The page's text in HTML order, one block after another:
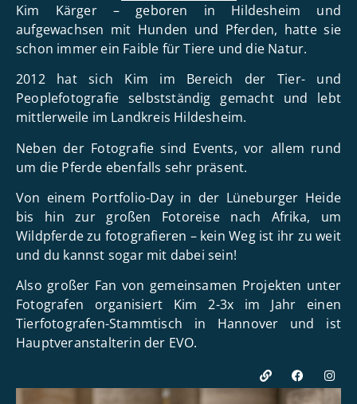
Kim Kärger – geboren in Hildesheim und
aufgewachsen mit Hunden und Pferden, hatte sie
schon immer ein Faible für Tiere und die Natur.
2012 hat sich Kim im Bereich der Tier- und
Peoplefotografie selbstständig gemacht und lebt
mittlerweile im Landkreis Hildesheim.
Neben der Fotografie sind Events, vor allem rund
um die Pferde ebenfalls sehr präsent.
Von einem Portfolio-Day in der Lüneburger Heide
bis hin zur großen Fotoreise nach Afrika, um
Wildpferde zu fotografieren – kein Weg ist ihr zu weit
und du kannst sogar mit dabei sein!
Also großer Fan von gemeinsamen Projekten unter
Fotografen organisiert Kim 2-3x im Jahr einen
Tierfotografen-Stammtisch in Hannover und ist
Hauptveranstalterin der EVO.